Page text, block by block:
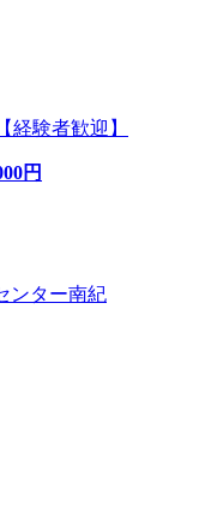
経験者歓迎】
円
ンター南紀